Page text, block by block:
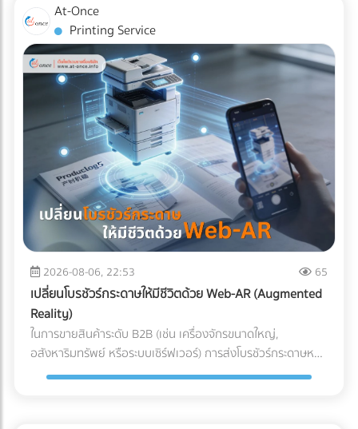
ต้องหยุดทำงานไปด้วย เพื่อความปลอดภัยของช่างไฟที่กำลัง
ซ่อมแซมสายไฟอยู่ด้านนอก ทำให้โรงงานต้องพึ่งพาเครื่องปั่นไฟ
(Generator) ที่ใช้น้ำมันดีเซลซึ่งมีต้นทุนสูงและปล่อยมลพิษอีก
ด้วย แต่ในปี 2026 เทคโนโลยี Industrial ESS (Energy Storage
System) หรือแบตเตอรี่อุตสาหกรรม ได้เข้ามาปฏิวัติวงการ การ
ผสานระบบ Solar Hybrid เข้ากับ ESS กลายเป็นจิ๊กซอว์ชิ้น
สำคัญที่เจ้าของโรงงานกำลังจับตามอง คำถามคือ... การลงทุน
ระบบนี้ "คุ้มทุน" จริงหรือไม่? บทความนี้จะพาคุณไปเจาะลึกทุกมิติ
ครับ "ต้นทุนแฝง" เมื่อเครื่องจักรสะดุด ที่บิลค่าไฟไม่ได้บอกคุณ
ก่อนจะตอบว่าแบตเตอรี่คุ้มไหม เราต้องประเมิน "ความสูญเสีย"
ที่แท้จริงเวลาโรงงานไฟดับกันก่อนครับ ซึ่งมักจะประกอบไปด้วย 3
ประเด็นที่รบกวนใจผู้บริหารหลายคน: วัตถุดิบที่ต้องเททิ้ง
(Wasted Raw Materials): สำหรับโรงงานพลาสติก อาหาร
หรือเคมีภัณฑ์ หากความร้อนตกหรือสายพานหยุดกะทันหัน
วัตถุดิบที่ค้างอยู่ในเครื่องจักรจะเสียหายและกลายเป็นของเสีย
(Defect/Scrap) ทันที เวลาในการรีเซ็ตระบบ (Downtime &
Restart Time): ไฟดับ 15 นาที ไม่ได้แปลว่ากลับมาผลิตต่อได้ใน
นาทีที่ 16 เครื่องจักรขนาดใหญ่ CNC หรือเตาอบ ต้องใช้เวลา
วอร์มอัปและตั้งค่าพารามิเตอร์ใหม่ ซึ่งอาจกินเวลาเป็นชั่วโมง ค่า
ปรับและความเชื่อมั่น (Penalties & Reputation): การสะดุดของ
At-Once
Printing Service
2026-08-06, 22:53 65
เปลี่ยนโบรชัวร์กระดาษให้มีชีวิตด้วย Web-AR (Augmented
Reality)
ในการขายสินค้าระดับ B2B (เช่น เครื่องจักรขนาดใหญ่,
อสังหาริมทรัพย์ หรือระบบเซิร์ฟเวอร์) การส่งโบรชัวร์กระดาษหนา
เตอะให้ผู้บริหารอ่าน มักจะจบลงที่ถังขยะ ในยุคที่คู่แข่งต่างนำ